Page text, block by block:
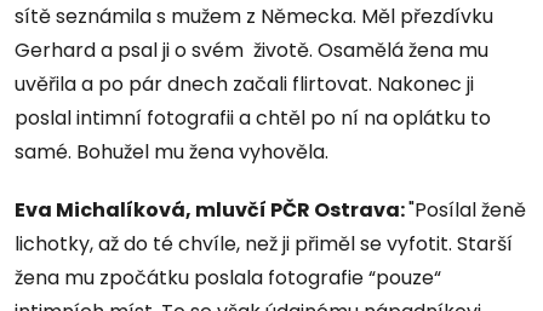
sítě seznámila s mužem z Německa. Měl přezdívku
Gerhard a psal ji o svém životě. Osamělá žena mu
uvěřila a po pár dnech začali flirtovat. Nakonec ji
poslal intimní fotografii a chtěl po ní na oplátku to
samé. Bohužel mu žena vyhověla.
Eva Michalíková, mluvčí PČR Ostrava:"Posílal ženě
lichotky, až do té chvíle, než ji přiměl se vyfotit. Starší
žena mu zpočátku poslala fotografie “pouze“